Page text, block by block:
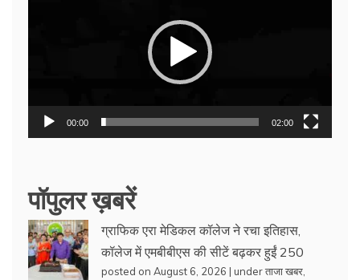
00:00 02:00
पॉपुलर ख़बरें
ग्राफिक एरा मेडिकल कॉलेज ने रचा इतिहास,
कॉलेज में एमबीबीएस की सीटें बढ़कर हुईं 250
posted on August 6, 2026 | underताजा खबर